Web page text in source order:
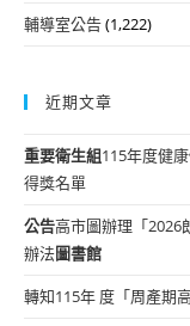
輔導室公告(1,222)
近期文章
重要衛生組115年度健
得獎名單
公告高市圖辦理「2026
辦法圖書館
轉知115年 度「周產期